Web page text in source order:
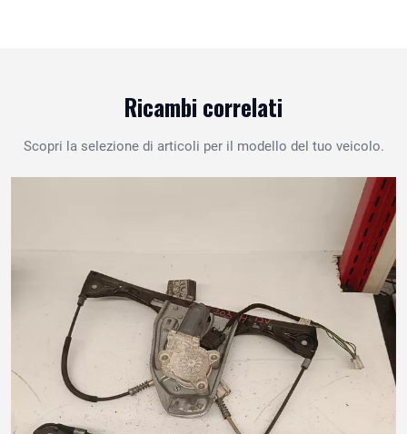
Ricambi correlati
Scopri la selezione di articoli per il modello del tuo veicolo.